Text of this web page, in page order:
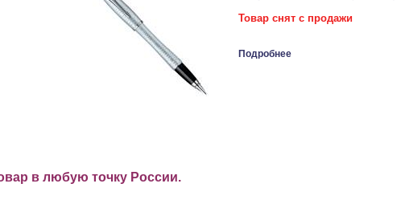
Товар снят с продажи
Подробнее
в любую точку России.